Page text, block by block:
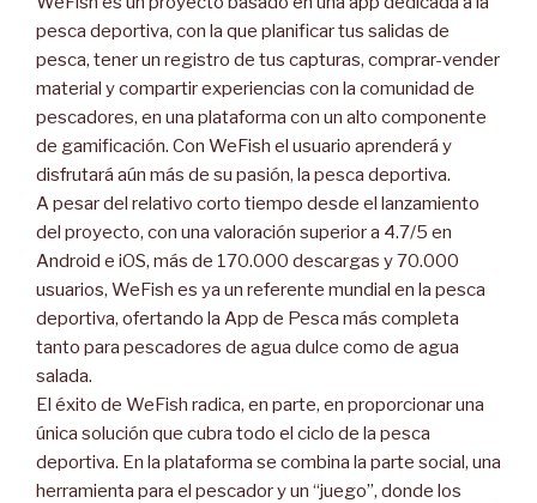
pesca deportiva, con la que planificar tus salidas de
pesca, tener un registro de tus capturas, comprar-vender
material y compartir experiencias con la comunidad de
pescadores, en una plataforma con un alto componente
de gamificación. Con WeFish el usuario aprenderá y
disfrutará aún más de su pasión, la pesca deportiva.
A pesar del relativo corto tiempo desde el lanzamiento
del proyecto, con una valoración superior a 4.7/5 en
Android e iOS, más de 170.000 descargas y 70.000
usuarios, WeFish es ya un referente mundial en la pesca
deportiva, ofertando la App de Pesca más completa
tanto para pescadores de agua dulce como de agua
salada.
El éxito de WeFish radica, en parte, en proporcionar una
única solución que cubra todo el ciclo de la pesca
deportiva. En la plataforma se combina la parte social, una
herramienta para el pescador y un “juego”, donde los